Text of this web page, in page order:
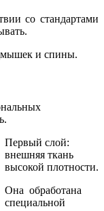
со стандартами
и спины.
Первый слой:
внешняя ткань
высокой плотности.
Она обработана
специальной